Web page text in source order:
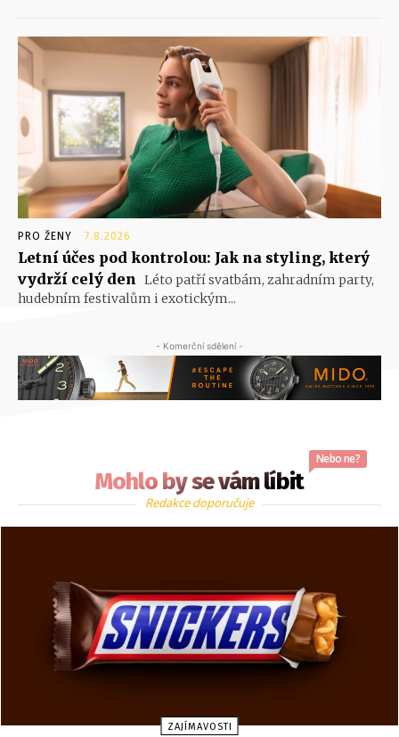
PRO ŽENY 7.8.2026
Letní účes pod kontrolou: Jak na styling, který
vydrží celý den
Léto patří svatbám, zahradním party,
hudebním festivalům i exotickým...
- Komerční sdělení -
Mohlo by se vám líbit
Nebo ne?
Redakce doporučuje
ZAJÍMAVOSTI